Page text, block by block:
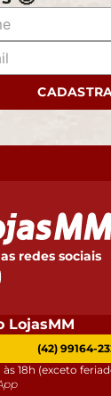
acesse
redes sociais
LojasMM
(42) 99164-
às 18h (exceto